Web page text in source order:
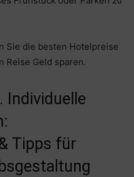
Sie die besten Hotelpreise
Reise Geld sparen.
Individuelle
Tipps für